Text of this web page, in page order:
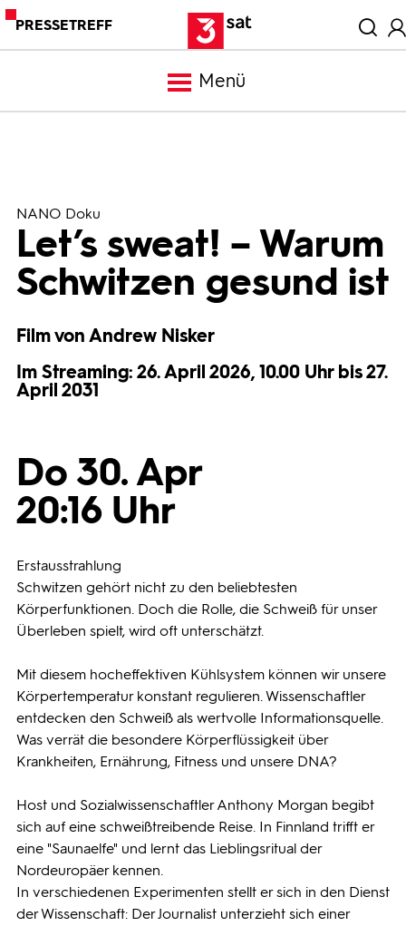
PRESSETREFF
Menü
Mediathek
Bilder
NANO Doku
Let’s sweat! – Warum
Schwitzen gesund ist
Film von Andrew Nisker
Im Streaming: 26. April 2026, 10.00 Uhr bis 27.
April 2031
Do 30. Apr
20:16 Uhr
Erstausstrahlung
Schwitzen gehört nicht zu den beliebtesten
Körperfunktionen. Doch die Rolle, die Schweiß für unser
Überleben spielt, wird oft unterschätzt.
Mit diesem hocheffektiven Kühlsystem können wir unsere
Körpertemperatur konstant regulieren. Wissenschaftler
entdecken den Schweiß als wertvolle Informationsquelle.
Was verrät die besondere Körperflüssigkeit über
Krankheiten, Ernährung, Fitness und unsere DNA?
Host und Sozialwissenschaftler Anthony Morgan begibt
sich auf eine schweißtreibende Reise. In Finnland trifft er
eine "Saunaelfe" und lernt das Lieblingsritual der
Nordeuropäer kennen.
In verschiedenen Experimenten stellt er sich in den Dienst
der Wissenschaft: Der Journalist unterzieht sich einer